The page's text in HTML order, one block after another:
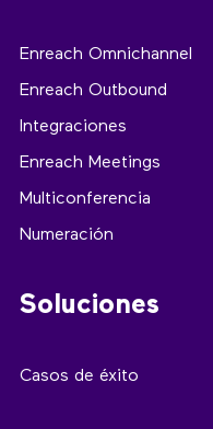
Enreach Omnichannel
Enreach Outbound
Integraciones
Enreach Meetings
Multiconferencia
Numeración
Soluciones
Casos de éxito